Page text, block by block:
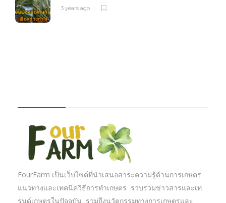
3 years ago
FourFarm เป็นเว็บไซต์ที่นำเสนอสาระความรู้ด้านการเกษตร
แนวทางและเทคนิควิธีการทำเกษตร รวบรวมข่าวสารและเท
รนด์เกษตรในปัจจุบัน รวมถึงนวัตกรรมทางการเกษตรและ